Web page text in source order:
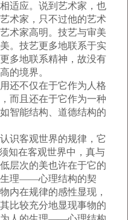
适应。说到艺术家，也
术家，只不过他的艺术
术家高明。技艺与审美
。技艺更多地联系于实
多地联系精神，故没有
的境界。
不仅在于它作为人格
而且还在于它作为一种
智能结构、道德结构的
高。
客观世界的规律，它
知在客观世界中，真与
层次的美也许在于它的
生理——心理结构的契
内在规律的感性显现，
比较充分地显现事物的